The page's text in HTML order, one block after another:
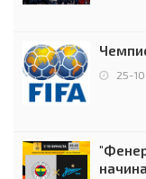
25-